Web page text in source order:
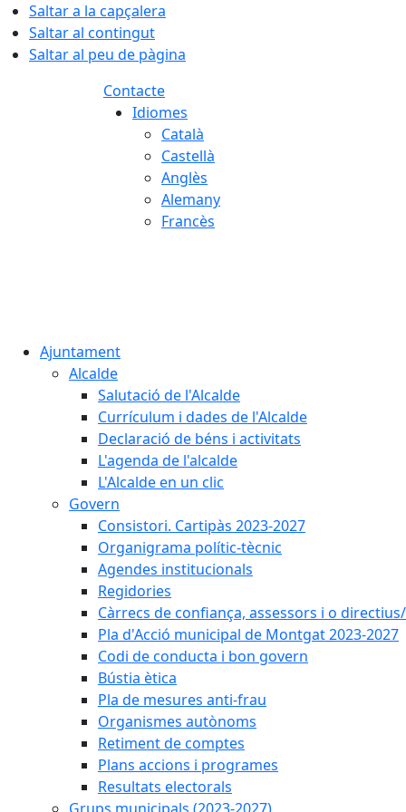
Saltar a la capçalera
Saltar al contingut
Saltar al peu de pàgina
Contacte
Idiomes
Català
Castellà
Anglès
Alemany
Francès
Ajuntament
Alcalde
Salutació de l'Alcalde
Currículum i dades de l'Alcalde
Declaració de béns i activitats
L'agenda de l'alcalde
L'Alcalde en un clic
Govern
Consistori. Cartipàs 2023-2027
Organigrama polític-tècnic
Agendes institucionals
Regidories
Càrrecs de confiança, assessors i o
Pla d'Acció municipal de Montgat 2023-2027
Codi de conducta i bon govern
Bústia ètica
Pla de mesures anti-frau
Organismes autònoms
Retiment de comptes
Plans accions i programes
Resultats electorals